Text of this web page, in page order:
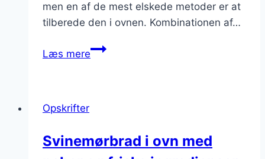
men en af de mest elskede metoder er at
tilberede den i ovnen. Kombinationen af…
Læs mereSvinemørbrad
flødeskum
Opskrifter
Svinemørbrad i ovn med